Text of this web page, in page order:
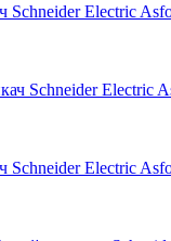
Schneider Electric
Schneider Electric